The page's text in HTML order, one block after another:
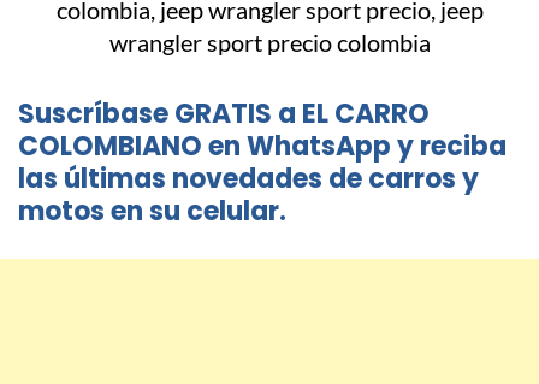
Suscríbase GRATIS a EL CARRO
COLOMBIANO en WhatsApp y reciba
las últimas novedades de carros y
motos en su celular.